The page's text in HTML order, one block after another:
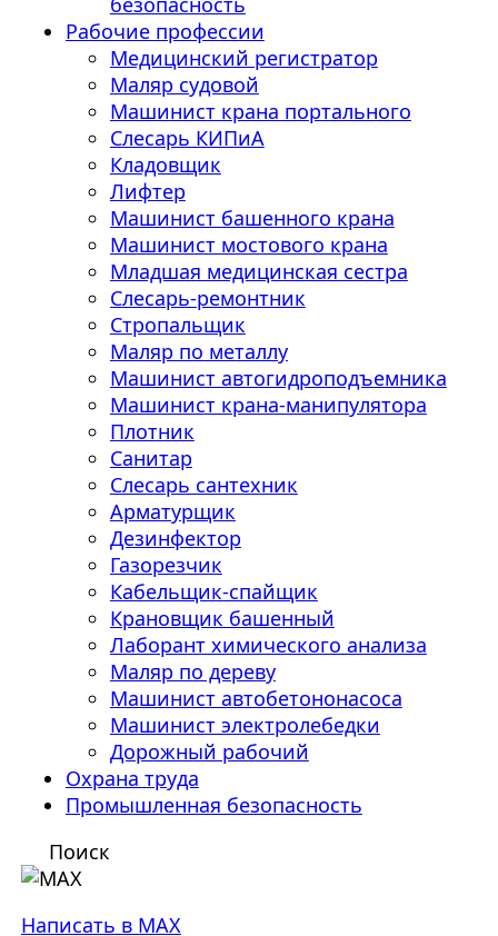
Рабочие профессии
Медицинский регистратор
Маляр судовой
Машинист крана портального
Слесарь КИПиА
Кладовщик
Лифтер
Машинист башенного крана
Машинист мостового крана
Младшая медицинская сестра
Слесарь-ремонтник
Стропальщик
Маляр по металлу
Машинист автогидроподъемника
Машинист крана-манипулятора
Плотник
Санитар
Слесарь сантехник
Арматурщик
Дезинфектор
Газорезчик
Кабельщик-спайщик
Крановщик башенный
Лаборант химического анализа
Маляр по дереву
Машинист автобетононасоса
Машинист электролебедки
Дорожный рабочий
Охрана труда
Промышленная безопасность
Поиск
Написать в MAX